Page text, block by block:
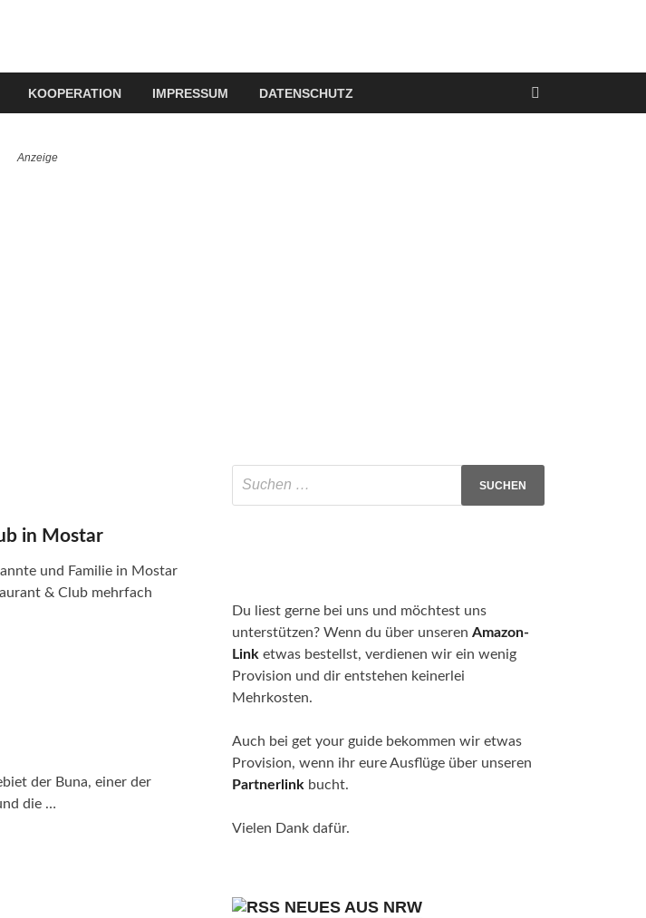
KOOPERATION IMPRESSUM DATENSCHUTZ
in Mostar
und Familie in Mostar
& Club mehrfach
der Buna, einer der
die …
Du liest gerne bei uns und möchtest uns
unterstützen? Wenn du über unserenAmazon-
Link etwas bestellst, verdienen wir ein wenig
Provision und dir entstehen keinerlei
Mehrkosten.
Auch bei get your guide bekommen wir etwas
Provision, wenn ihr eure Ausflüge über unseren
Partnerlink bucht.
Vielen Dank dafür.
NEUES AUS NRW